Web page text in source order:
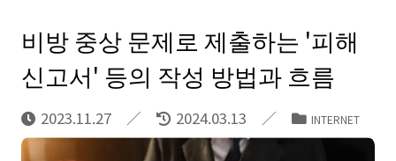
비방 중상 문제로 제출하는 '피해
신고서' 등의 작성 방법과 흐름
2023.11.27 2024.03.13 INTERNET